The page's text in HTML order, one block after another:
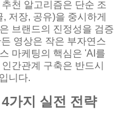
천 알고리즘은 단순 조
저장, 공유)을 중시하게
브랜드의 진정성을 검증
영상은 작은 부자연스
마케팅의 핵심은 'AI를
간관계 구축은 반드시
니다.
가지 실전 전략